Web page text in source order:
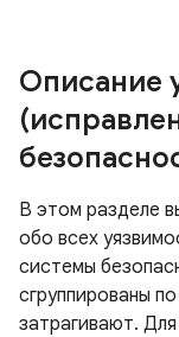
Описание
В этом разделе
обо всех
системы
сгруппированы
затрагивают.